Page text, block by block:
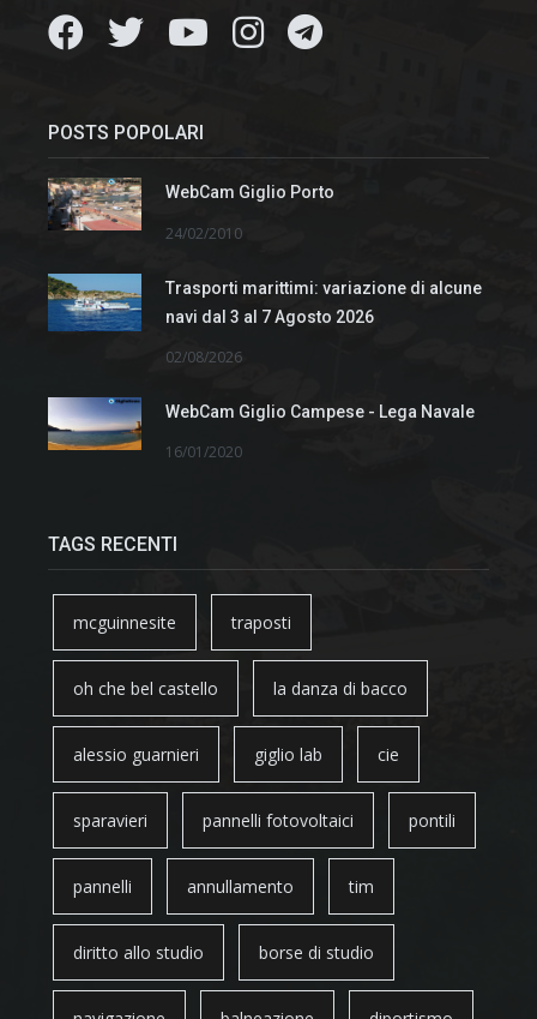
POSTS POPOLARI
WebCam Giglio Porto
24/02/2010
Trasporti marittimi: variazione di alcune
navi dal 3 al 7 Agosto 2026
02/08/2026
WebCam Giglio Campese - Lega Navale
16/01/2020
TAGS RECENTI
mcguinnesite traposti
oh che bel castello la danza di bacco
alessio guarnieri giglio lab cie
sparavieri pannelli fotovoltaici pontili
pannelli annullamento tim
diritto allo studio borse di studio